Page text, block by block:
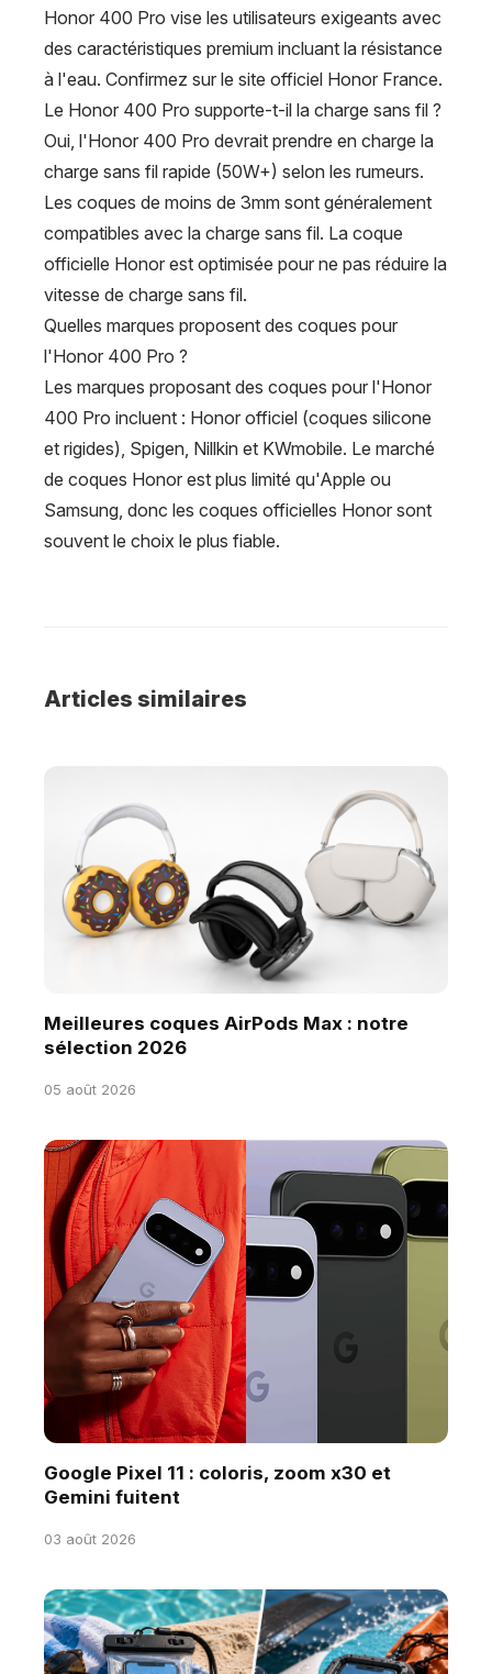
Honor 400 Pro vise les utilisateurs exigeants avec
des caractéristiques premium incluant la résistance
à l'eau. Confirmez sur le site officiel Honor France.
Le Honor 400 Pro supporte-t-il la charge sans fil ?
Oui, l'Honor 400 Pro devrait prendre en charge la
charge sans fil rapide (50W+) selon les rumeurs.
Les coques de moins de 3mm sont généralement
compatibles avec la charge sans fil. La coque
officielle Honor est optimisée pour ne pas réduire la
vitesse de charge sans fil.
Quelles marques proposent des coques pour
l'Honor 400 Pro ?
Les marques proposant des coques pour l'Honor
400 Pro incluent : Honor officiel (coques silicone
et rigides), Spigen, Nillkin et KWmobile. Le marché
de coques Honor est plus limité qu'Apple ou
Samsung, donc les coques officielles Honor sont
souvent le choix le plus fiable.
Articles similaires
Meilleures coques AirPods Max : notre
sélection 2026
05 août 2026
Google Pixel 11 : coloris, zoom x30 et
Gemini fuitent
03 août 2026